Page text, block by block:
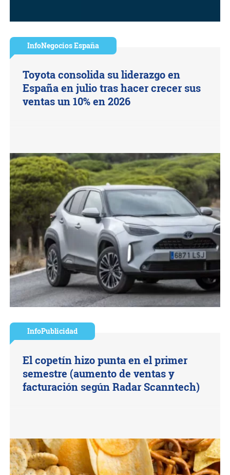
InfoNegocios España
Toyota consolida su liderazgo en
España en julio tras hacer crecer sus
ventas un 10% en 2026
InfoPublicidad
El copetín hizo punta en el primer
semestre (aumento de ventas y
facturación según Radar Scanntech)